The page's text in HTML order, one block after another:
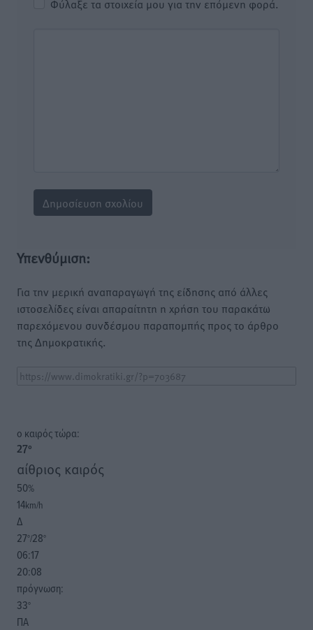
Φύλαξε τα στοιχεία μου για την επόμενη φορά.
Υπενθύμιση:
Για την μερική αναπαραγωγή της είδησης από άλλες
ιστοσελίδες είναι απαραίτητη η χρήση του παρακάτω
παρεχόμενου συνδέσμου παραπομπής προς το άρθρο
της Δημοκρατικής.
o καιρός τώρα:
27°
αίθριος καιρός
50%
14km/h
Δ
27°/28°
06:17
20:08
πρόγνωση:
33°
ΠΑ